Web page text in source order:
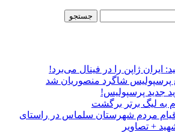
ایران ژاپن را در فینال می‌برد!
پرسپولیس شاگرد منصوریان شد
جدید پرسپولیس!
به لیگ برتر برگشت
قیام مردم شهرستان سلماس در راستای
+ تصاویر